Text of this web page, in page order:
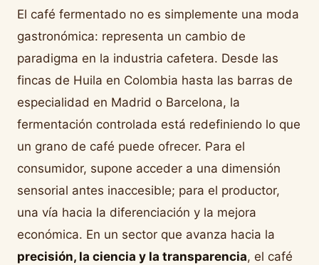
El café fermentado no es simplemente una moda
gastronómica: representa un cambio de
paradigma en la industria cafetera. Desde las
fincas de Huila en Colombia hasta las barras de
especialidad en Madrid o Barcelona, la
fermentación controlada está redefiniendo lo que
un grano de café puede ofrecer. Para el
consumidor, supone acceder a una dimensión
sensorial antes inaccesible; para el productor,
una vía hacia la diferenciación y la mejora
económica. En un sector que avanza hacia la
precisión, la ciencia y la transparencia, el café